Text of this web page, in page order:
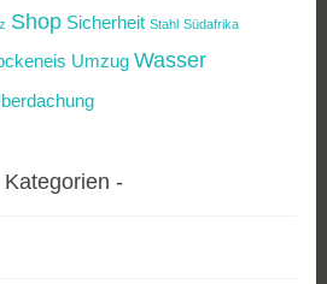
Shop Sicherheit Stahl Südafrika
Umzug Wasser
Kategorien